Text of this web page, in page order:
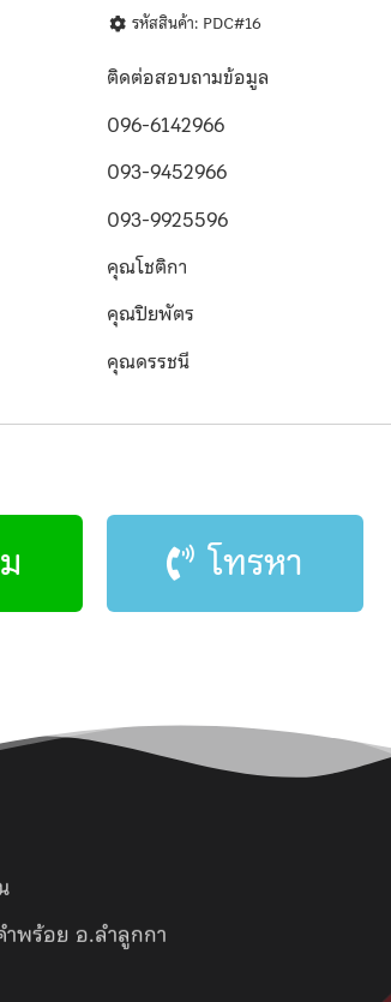
รหัสสินค้า: PDC#16
ติดต่อสอบถามข้อมูล
096-6142966
093-9452966
093-9925596
คุณโชติกา
คุณปิยพัตร
คุณดรรชนี
โทรหา
พร้อย อ.ลำลูกกา